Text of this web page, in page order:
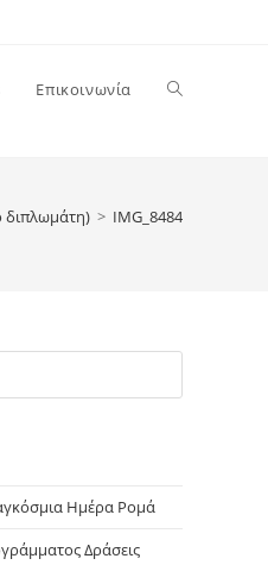
Επικοινωνία Toggle
διπλωμάτη) > IMG_8484
Escape
Ημέρα Ρομά
Δράσεις